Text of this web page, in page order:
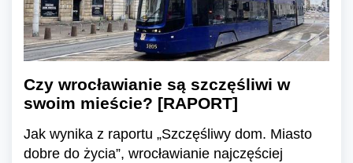
Czy wrocławianie są szczęśliwi w
swoim mieście? [RAPORT]
Jak wynika z raportu „Szczęśliwy dom. Miasto
dobre do życia”, wrocławianie najczęściej